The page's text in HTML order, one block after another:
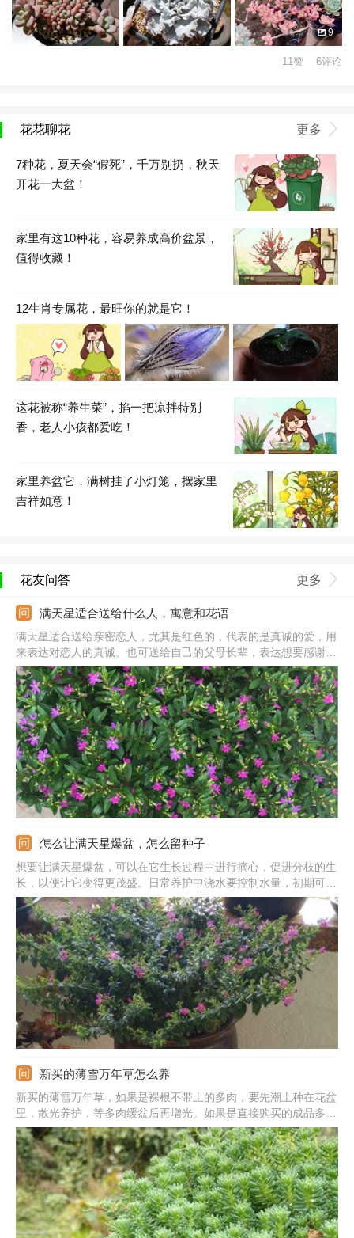
9
11赞 6评论
花花聊花 更多
7种花，夏天会“假死”，千万别扔，秋天
开花一大盆！
家里有这10种花，容易养成高价盆景，
值得收藏！
12生肖专属花，最旺你的就是它！
这花被称“养生菜”，掐一把凉拌特别
香，老人小孩都爱吃！
家里养盆它，满树挂了小灯笼，摆家里
吉祥如意！
花友问答 更多
满天星适合送给什么人，寓意和花语
满天星适合送给亲密恋人，尤其是红色的，代表的是真诚的爱，用
来表达对恋人的真诚。也可送给自己的父母长辈，表达想要感谢对
方长时间的照顾。还可送给朋友同学，表达的是对逝去的青春的怀
念。此外，送给暗恋的人也不错，表达不敢倾诉的默默的爱。注意
它的花色朵，花色不同代表的意思不同，送人前要清楚每种颜色的
意思。
怎么让满天星爆盆，怎么留种子
想要让满天星爆盆，可以在它生长过程中进行摘心，促进分枝的生
长，以便让它变得更茂盛。日常养护中浇水要控制水量，初期可以
适当多浇，长成后就要减少浇水，以免引起植株徒长。另外还要注
意施肥，前期以氮肥为主，后期补充磷钾肥。每天的光照时间不能
低于14小时。开花的时候轻拍，可以将其种子收集起来。
新买的薄雪万年草怎么养
新买的薄雪万年草，如果是裸根不带土的多肉，要先潮土种在花盆
里，散光养护，等多肉缓盆后再增光。如果是直接购买的成品多
肉，可以直接搬去晒太阳，生长期浇水见干见湿。等多肉长的太旺
时，可重剪剃头让其重新生长。冬季低温休眠期少浇水，保持盆土
干燥，有利于多肉安全越冬。